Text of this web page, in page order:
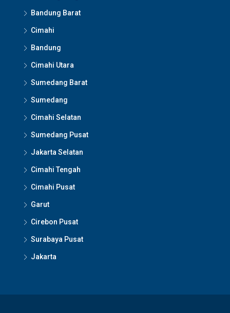
Bandung Barat
Cimahi
Bandung
Cimahi Utara
Sumedang Barat
Sumedang
Cimahi Selatan
Sumedang Pusat
Jakarta Selatan
Cimahi Tengah
Cimahi Pusat
Garut
Cirebon Pusat
Surabaya Pusat
Jakarta